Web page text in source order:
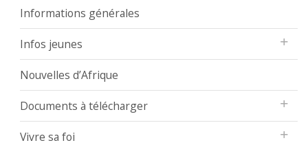
Informations générales
Infos jeunes
Nouvelles d’Afrique
Documents à télécharger
Vivre sa foi